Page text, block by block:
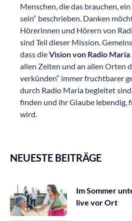
Menschen, die das brauchen,
sein“ beschrieben. Danken
Hörerinnen und Hörern von
sind Teil dieser Mission.
dass dieVision von Radio Maria
allen Zeiten und an allen Orten
verkünden“ immer fruchtbarer
durch Radio Maria begleitet
finden und ihr Glaube lebendig,
wird.
NEUESTE BEITRÄGE
Im Sommer
live vor Ort